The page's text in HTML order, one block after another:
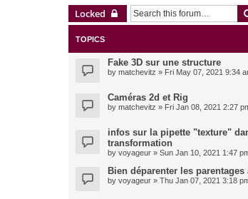
Locked
TOPICS
Fake 3D sur une structure
by matchevitz » Fri May 07, 2021 9:34
Caméras 2d et Rig
by matchevitz » Fri Jan 08, 2021 2:27
infos sur la pipette "texture"
transformation
by voyageur » Sun Jan 10, 2021 1:47
Bien déparenter les
by voyageur » Thu Jan 07, 2021 3:18